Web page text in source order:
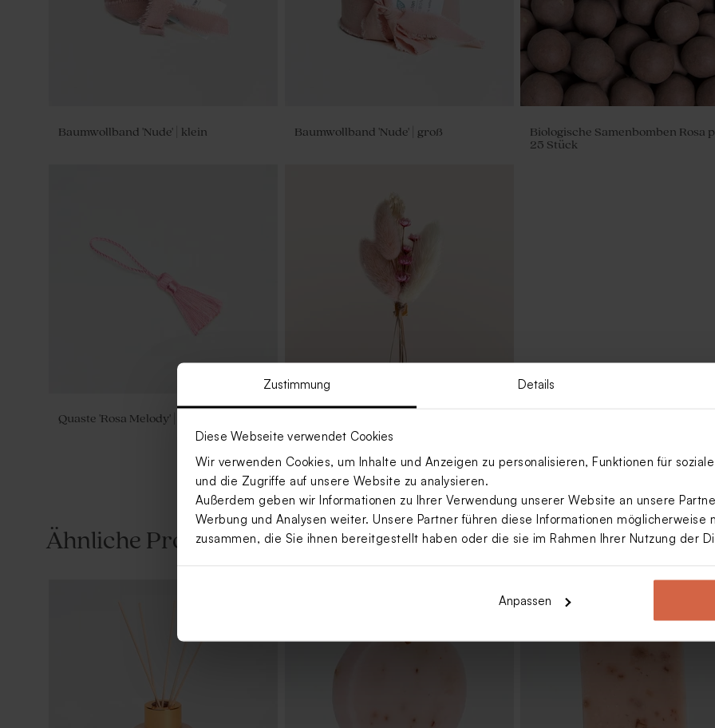
Zustimmung Details
Diese Webseite verwendet Cookies
Wir verwenden Cookies, um Inhalte und Anzeigen zu personalisieren, Funktionen für
und die Zugriffe auf unsere Website zu analysieren.
Außerdem geben wir Informationen zu Ihrer Verwendung unserer Website an unsere
Werbung und Analysen weiter. Unsere Partner führen diese Informationen möglicherweise
zusammen, die Sie ihnen bereitgestellt haben oder die sie im Rahmen Ihrer Nutzung der
Anpassen
Baumwollband 'Nude' | klein Baumwollband 'Nude' | groß
Biologische Samenbomben Rosa
25 Stück
Quaste 'Rosa Melody' | cotton
für Kommunion & Konfirmation
Ähnliche Produkte